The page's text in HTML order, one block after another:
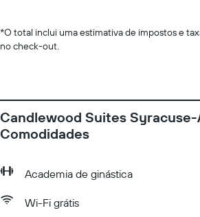
*O total inclui uma estimativa de impostos e
no check-out.
Candlewood Suites
Comodidades
Academia de ginástica
Wi-Fi grátis